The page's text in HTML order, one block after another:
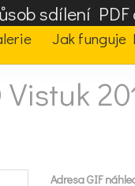
sdílení PDF
Jak funguje
Adresa GIF